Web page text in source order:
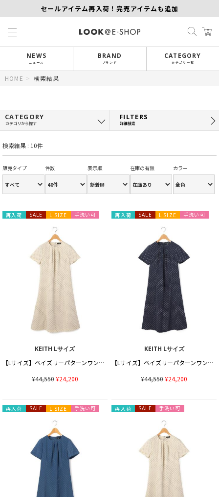
セールアイテム再入荷！完売アイテムも追加
0
NEWS
ニュース
BRAND
ブランド
CATEGORY
カテゴリ一覧
HOME > 検索結果
CATEGORY
カテゴリから探す
FILTERS
詳細検索
検索結果 : 10件
販売タイプ 件数 表示順 在庫の有無 カラー
再入荷 SALE L SIZE 手洗い可
KEITH Lサイズ
【Lサイズ】ペイズリーパターンワンピース
¥44,550¥24,200
再入荷 SALE L SIZE 手洗い可
KEITH Lサイズ
【Lサイズ】ペイズリーパターンワンピース
¥44,550¥24,200
再入荷 SALE L SIZE 手洗い可 再入荷 SALE 手洗い可